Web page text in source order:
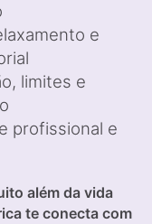
e
limites e
profissional e
além da vida
te conecta com